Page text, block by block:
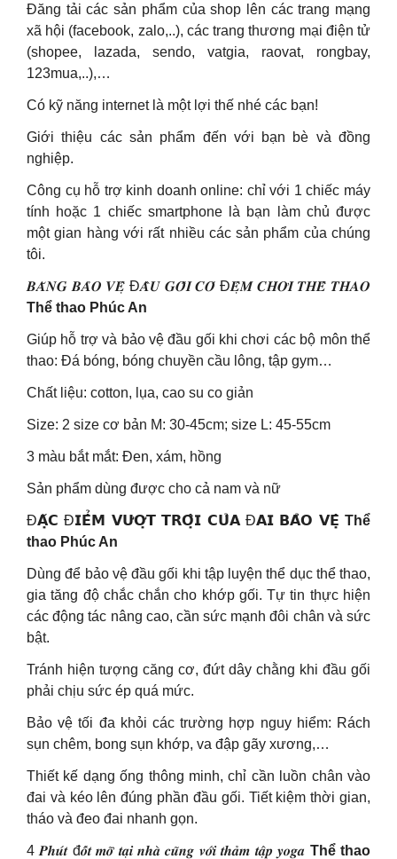
Đăng tải các sản phẩm của shop lên các trang mạng
xã hội (facebook, zalo,..), các trang thương mại điện tử
(shopee, lazada, sendo, vatgia, raovat, rongbay,
123mua,..),…
Có kỹ năng internet là một lợi thế nhé các bạn!
Giới thiệu các sản phẩm đến với bạn bè và đồng
nghiệp.
Công cụ hỗ trợ kinh doanh online: chỉ với 1 chiếc máy
tính hoặc 1 chiếc smartphone là bạn làm chủ được
một gian hàng với rất nhiều các sản phẩm của chúng
tôi.
𝑩𝑨̆𝑵𝑮 𝑩𝑨̉𝑶 𝑽𝑬̣̂ Đ𝑨̂̀𝑼 𝑮𝑶̂́𝑰 𝑪𝑶́ Đ𝑬̣̂𝑴 𝑪𝑯𝑶̛𝑰 𝑻𝑯𝑬̂̉ 𝑻𝑯𝑨𝑶
Thể thao Phúc An
Giúp hỗ trợ và bảo vệ đầu gối khi chơi các bộ môn thể
thao: Đá bóng, bóng chuyền cầu lông, tập gym…
Chất liệu: cotton, lụa, cao su co giản
Size: 2 size cơ bản M: 30-45cm; size L: 45-55cm
3 màu bắt mắt: Đen, xám, hồng
Sản phẩm dùng được cho cả nam và nữ
Đ𝗔̣̆𝗖 Đ𝗜𝗘̂̉𝗠 𝗩𝗨̛𝗢̛̣𝗧 𝗧𝗥𝗢̣̂𝗜 𝗖𝗨̉𝗔 Đ𝗔𝗜 𝗕𝗔̉𝗢 𝗩𝗘̣̂ Thể
thao Phúc An
Dùng để bảo vệ đầu gối khi tập luyện thể dục thể thao,
gia tăng độ chắc chắn cho khớp gối. Tự tin thực hiện
các động tác nâng cao, cần sức mạnh đôi chân và sức
bật.
Tránh hiện tượng căng cơ, đứt dây chằng khi đầu gối
phải chịu sức ép quá mức.
Bảo vệ tối đa khỏi các trường hợp nguy hiểm: Rách
sụn chêm, bong sụn khớp, va đập gãy xương,…
Thiết kế dạng ống thông minh, chỉ cần luồn chân vào
đai và kéo lên đúng phần đầu gối. Tiết kiệm thời gian,
tháo và đeo đai nhanh gọn.
4 𝑷𝒉𝒖́𝒕 đ𝒐̂́𝒕 𝒎𝒐̛̃ 𝒕𝒂̣𝒊 𝒏𝒉𝒂̀ 𝒄𝒖̃𝒏𝒈 𝒗𝒐̛́𝒊 𝒕𝒉𝒂̉𝒎 𝒕𝒂̣̂𝒑 𝒚𝒐𝒈𝒂 Thể thao